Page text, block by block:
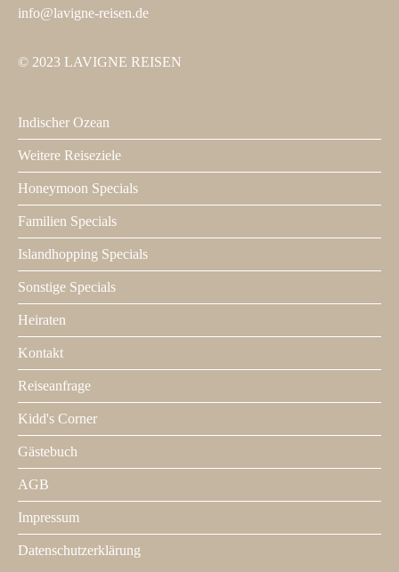
info@lavigne-reisen.de
© 2023 LAVIGNE REISEN
Footer
1
Indischer Ozean
Weitere Reiseziele
Honeymoon Specials
Familien Specials
Islandhopping Specials
Sonstige Specials
Heiraten
Footer
2
Kontakt
Reiseanfrage
Kidd's Corner
Gästebuch
AGB
Impressum
Datenschutzerklärung